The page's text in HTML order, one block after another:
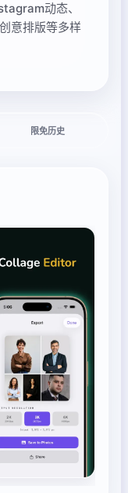
动态、
意排版等多样
限免历史